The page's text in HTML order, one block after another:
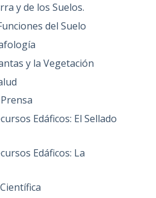
y de los Suelos.
del Suelo
y la Vegetación
Edáficos: El Sellado
Edáficos: La